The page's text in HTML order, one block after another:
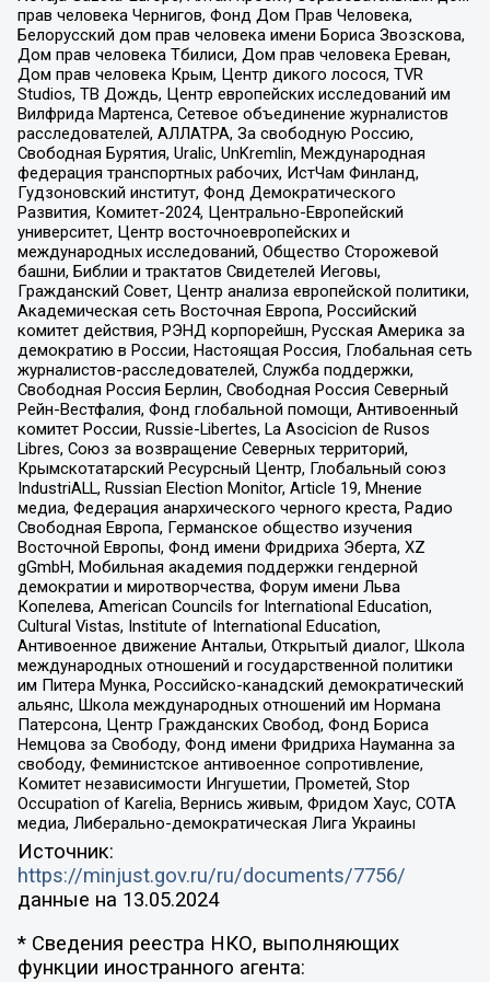
прав человека Чернигов, Фонд Дом Прав Человека,
Белорусский дом прав человека имени Бориса Звозскова,
Дом прав человека Тбилиси, Дом прав человека Ереван,
Дом прав человека Крым, Центр дикого лосося, TVR
Studios, ТВ Дождь, Центр европейских исследований им
Вилфрида Мартенса, Сетевое объединение журналистов
расследователей, АЛЛАТРА, За свободную Россию,
Свободная Бурятия, Uralic, UnKremlin, Международная
федерация транспортных рабочих, ИстЧам Финланд,
Гудзоновский институт, Фонд Демократического
Развития, Комитет-2024, Центрально-Европейский
университет, Центр восточноевропейских и
международных исследований, Общество Сторожевой
башни, Библии и трактатов Свидетелей Иеговы,
Гражданский Совет, Центр анализа европейской политики,
Академическая сеть Восточная Европа, Российский
комитет действия, РЭНД корпорейшн, Русская Америка за
демократию в России, Настоящая Россия, Глобальная сеть
журналистов-расследователей, Служба поддержки,
Свободная Россия Берлин, Свободная Россия Северный
Рейн-Вестфалия, Фонд глобальной помощи, Антивоенный
комитет России, Russie-Libertes, La Asocicion de Rusos
Libres, Союз за возвращение Северных территорий,
Крымскотатарский Ресурсный Центр, Глобальный союз
IndustriALL, Russian Election Monitor, Article 19, Мнение
медиа, Федерация анархического черного креста, Радио
Свободная Европа, Германское общество изучения
Восточной Европы, Фонд имени Фридриха Эберта, XZ
gGmbH, Мобильная академия поддержки гендерной
демократии и миротворчества, Форум имени Льва
Копелева, American Councils for International Education,
Cultural Vistas, Institute of International Education,
Антивоенное движение Антальи, Открытый диалог, Школа
международных отношений и государственной политики
им Питера Мунка, Российско-канадский демократический
альянс, Школа международных отношений им Нормана
Патерсона, Центр Гражданских Свобод, Фонд Бориса
Немцова за Свободу, Фонд имени Фридриха Науманна за
свободу, Феминистское антивоенное сопротивление,
Комитет независимости Ингушетии, Прометей, Stop
Occupation of Karelia, Вернись живым, Фридом Хаус, СОТА
медиа, Либерально-демократическая Лига Украины
Источник:
https://minjust.gov.ru/ru/documents/7756/
данные на 13.05.2024
* Сведения реестра НКО, выполняющих
функции иностранного агента: